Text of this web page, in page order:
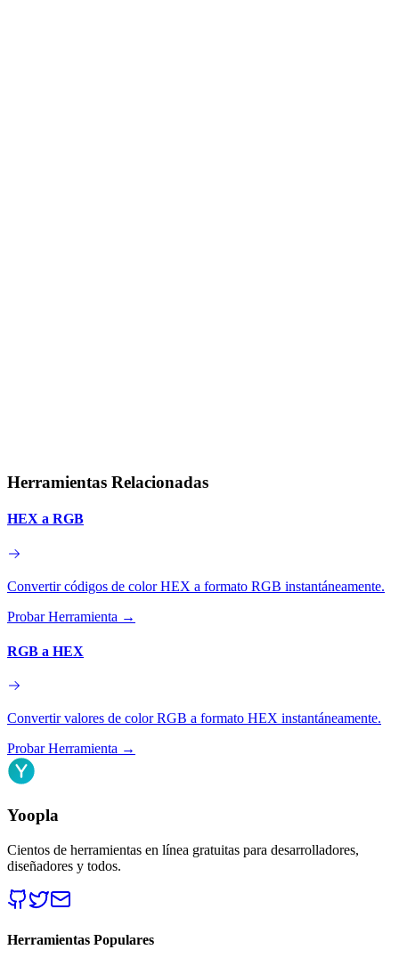
Herramientas Relacionadas
HEX a RGB
Convertir códigos de color HEX a formato RGB instantáneamente.
Probar Herramienta →
RGB a HEX
Convertir valores de color RGB a formato HEX instantáneamente.
Probar Herramienta →
Yoopla
Cientos de herramientas en línea gratuitas para desarrolladores,
diseñadores y todos.
Herramientas Populares